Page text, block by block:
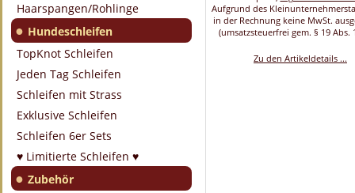
Haarspangen/Rohlinge
● Hundeschleifen
TopKnot Schleifen
Jeden Tag Schleifen
Schleifen mit Strass
Exklusive Schleifen
Schleifen 6er Sets
♥ Limitierte Schleifen ♥
● Zubehör
Aufgrund des
in der Rechnung keine MwSt.
(umsatzsteuerfrei gem. § 19 Abs.
Zu den Artikeldetails ...